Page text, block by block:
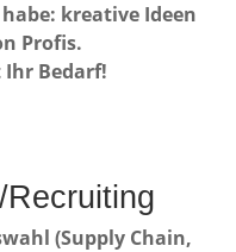
kreative Ideen
Profis.
Ihr Bedarf!
(Supply Chain,